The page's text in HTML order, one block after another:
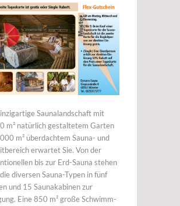
Saunalandschaft mit
m² natürlich gestaltetem Garten
m² überdachtem Sauna- und
erwartet Sie. Von der
bis zur Erd-Sauna stehen
diversen Sauna-Typen in fünf
und 15 Saunakabinen zur
Eine 850 m² große Schwimm-